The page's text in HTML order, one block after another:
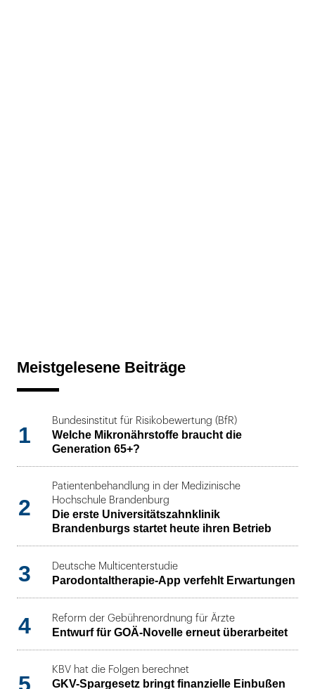
Meistgelesene Beiträge
1
Bundesinstitut für Risikobewertung (BfR)
Welche Mikronährstoffe braucht die
Generation 65+?
2
Patientenbehandlung in der Medizinische
Hochschule Brandenburg
Die erste Universitätszahnklinik
Brandenburgs startet heute ihren Betrieb
3 Deutsche Multicenterstudie
Parodontaltherapie-App verfehlt Erwartungen
4 Reform der Gebührenordnung für Ärzte
Entwurf für GOÄ-Novelle erneut überarbeitet
KBV hat die Folgen berechnet
GKV-Spargesetz bringt finanzielle Einbußen